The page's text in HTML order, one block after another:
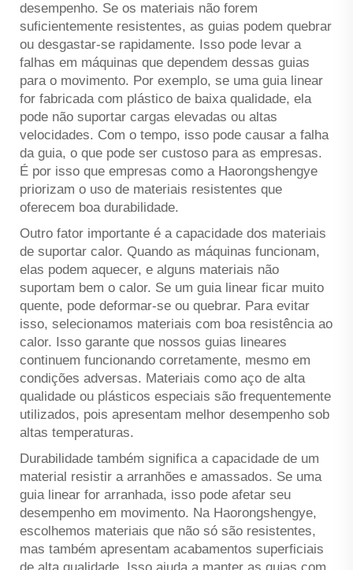
desempenho. Se os materiais não forem
suficientemente resistentes, as guias podem quebrar
ou desgastar-se rapidamente. Isso pode levar a
falhas em máquinas que dependem dessas guias
para o movimento. Por exemplo, se uma guia linear
for fabricada com plástico de baixa qualidade, ela
pode não suportar cargas elevadas ou altas
velocidades. Com o tempo, isso pode causar a falha
da guia, o que pode ser custoso para as empresas.
É por isso que empresas como a Haorongshengye
priorizam o uso de materiais resistentes que
oferecem boa durabilidade.
Outro fator importante é a capacidade dos materiais
de suportar calor. Quando as máquinas funcionam,
elas podem aquecer, e alguns materiais não
suportam bem o calor. Se um guia linear ficar muito
quente, pode deformar-se ou quebrar. Para evitar
isso, selecionamos materiais com boa resistência ao
calor. Isso garante que nossos guias lineares
continuem funcionando corretamente, mesmo em
condições adversas. Materiais como aço de alta
qualidade ou plásticos especiais são frequentemente
utilizados, pois apresentam melhor desempenho sob
altas temperaturas.
Durabilidade também significa a capacidade de um
material resistir a arranhões e amassados. Se uma
guia linear for arranhada, isso pode afetar seu
desempenho em movimento. Na Haorongshengye,
escolhemos materiais que não só são resistentes,
mas também apresentam acabamentos superficiais